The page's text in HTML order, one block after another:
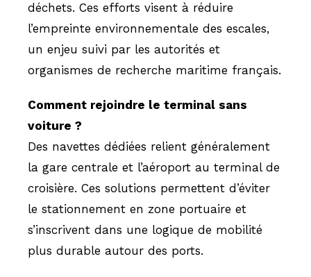
déchets. Ces efforts visent à réduire
l’empreinte environnementale des escales,
un enjeu suivi par les autorités et
organismes de recherche maritime français.
Comment rejoindre le terminal sans
voiture ?
Des navettes dédiées relient généralement
la gare centrale et l’aéroport au terminal de
croisière. Ces solutions permettent d’éviter
le stationnement en zone portuaire et
s’inscrivent dans une logique de mobilité
plus durable autour des ports.